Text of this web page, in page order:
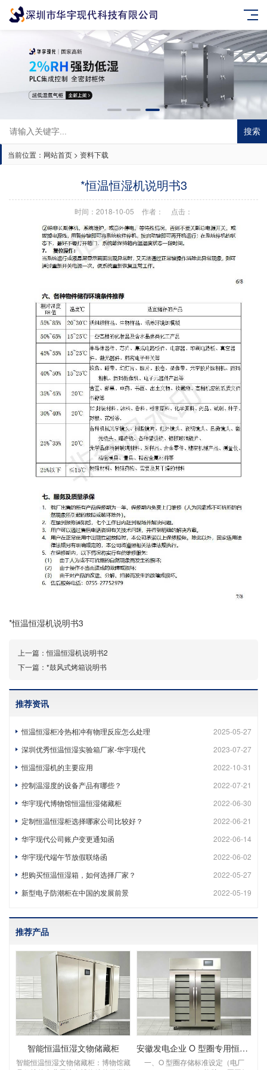
搜索
当前位置： 网站首页 > 资料下载
*恒温恒湿机说明书3
时间：2018-10-05 作者： 点击：
*恒温恒湿机说明书3
上一篇：恒温恒湿机说明书2
下一篇： *鼓风式烤箱说明书
推荐资讯
2025-05-27
恒温恒湿柜冷热相冲有物理反应怎么处理
2023-07-27
深圳优秀恒温恒湿实验箱厂家-华宇现代
2022-10-31
恒温恒湿机的主要应用
2022-07-21
控制温湿度的设备产品有哪些？
2022-06-30
华宇现代博物馆恒温恒湿储藏柜
2022-06-21
定制恒温恒湿柜选择哪家公司比较好？
2022-06-14
华宇现代公司账户变更通知函
2022-06-02
华宇现代端午节放假联络函
2022-05-27
想购买恒温恒湿箱，如何选择厂家？
2022-05-19
新型电子防潮柜在中国的发展前景
推荐产品
智能恒温恒湿文物储藏柜
智能恒温恒湿文物储藏柜：博物馆藏
安徽发电企业 O 型圈专用恒温恒湿储存柜
一、O 型圈存储标准设定（电厂